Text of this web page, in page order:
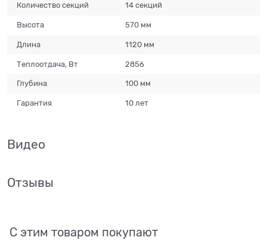
Количество секций 14 секций
Высота 570 мм
Длина 1120 мм
Теплоотдача, Вт 2856
Глубина 100 мм
Гарантия 10 лет
Видео
Отзывы
С этим товаром покупают